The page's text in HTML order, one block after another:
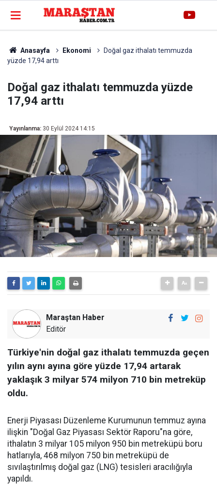
Anasayfa Ekonomi
Doğal gaz ithalatı temmuzda
yüzde 17,94 arttı
Doğal gaz ithalatı temmuzda yüzde
17,94 arttı
Yayınlanma: 30 Eylül 2024 14:15
Maraştan Haber
Editör
Türkiye'nin doğal gaz ithalatı temmuzda geçen
yılın aynı ayına göre yüzde 17,94 artarak
yaklaşık 3 milyar 574 milyon 710 bin metreküp
oldu.
Enerji Piyasası Düzenleme Kurumunun temmuz ayına
ilişkin "Doğal Gaz Piyasası Sektör Raporu"na göre,
ithalatın 3 milyar 105 milyon 950 bin metreküpü boru
hatlarıyla, 468 milyon 750 bin metreküpü de
sıvılaştırılmış doğal gaz (LNG) tesisleri aracılığıyla
yapıldı.